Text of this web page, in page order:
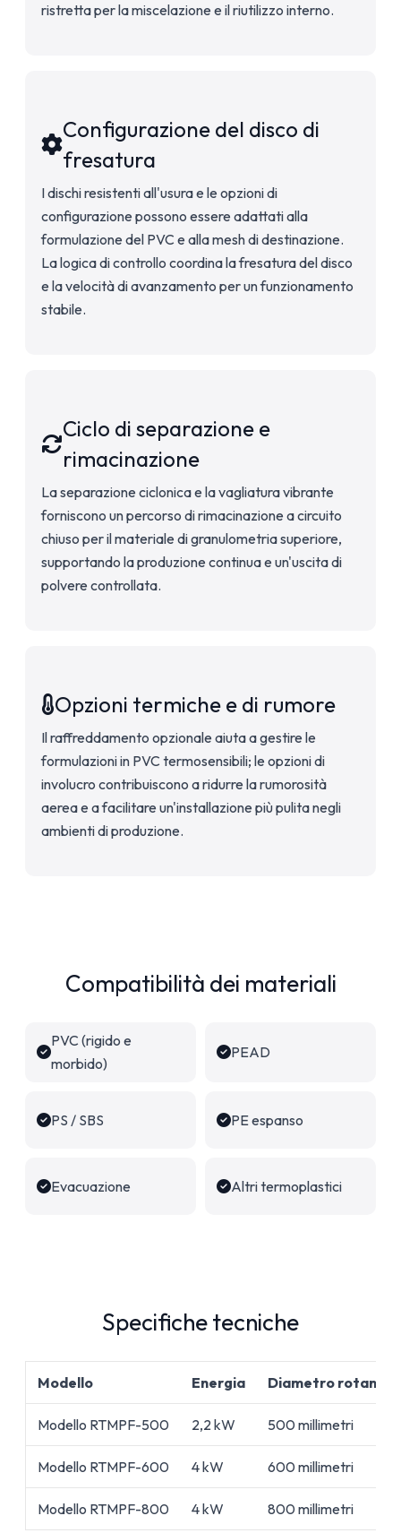
ristretta per la miscelazione e il riutilizzo interno.
Configurazione del disco di
fresatura
I dischi resistenti all'usura e le opzioni di
configurazione possono essere adattati alla
formulazione del PVC e alla mesh di destinazione.
La logica di controllo coordina la fresatura del disco
e la velocità di avanzamento per un funzionamento
stabile.
Ciclo di separazione e
rimacinazione
La separazione ciclonica e la vagliatura vibrante
forniscono un percorso di rimacinazione a circuito
chiuso per il materiale di granulometria superiore,
supportando la produzione continua e un'uscita di
polvere controllata.
Opzioni termiche e di rumore
Il raffreddamento opzionale aiuta a gestire le
formulazioni in PVC termosensibili; le opzioni di
involucro contribuiscono a ridurre la rumorosità
aerea e a facilitare un'installazione più pulita negli
ambienti di produzione.
Compatibilità dei materiali
PVC (rigido e
morbido)
PEAD
PS / SBS PE espanso
Evacuazione Altri termoplastici
Specifiche tecniche
Modello Energia Diametro rotante
Modello RTMPF-500 2,2 kW 500 millimetri
Modello RTMPF-600 4 kW 600 millimetri
Modello RTMPF-800 4 kW 800 millimetri